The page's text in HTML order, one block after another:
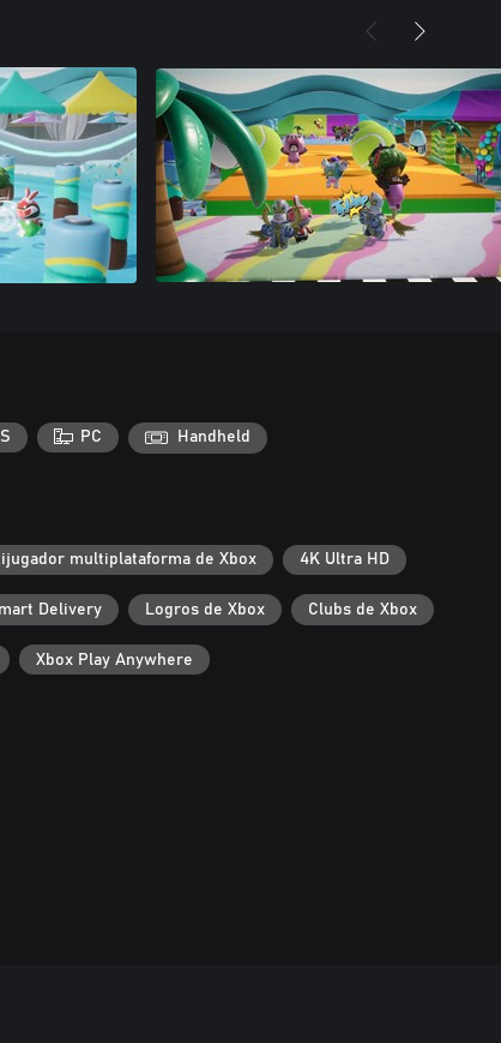
PC Handheld
multiplataforma de Xbox 4K Ultra HD
Delivery Logros de Xbox Clubs de Xbox
Xbox Play Anywhere